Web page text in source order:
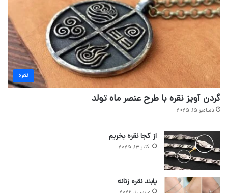
نقره
گردن آویز نقره با طرح عنصر ماه تولد
دسامبر 15, 2025
از کجا نقره بخریم
اکتبر 14, 2025
پابند نقره زنانه